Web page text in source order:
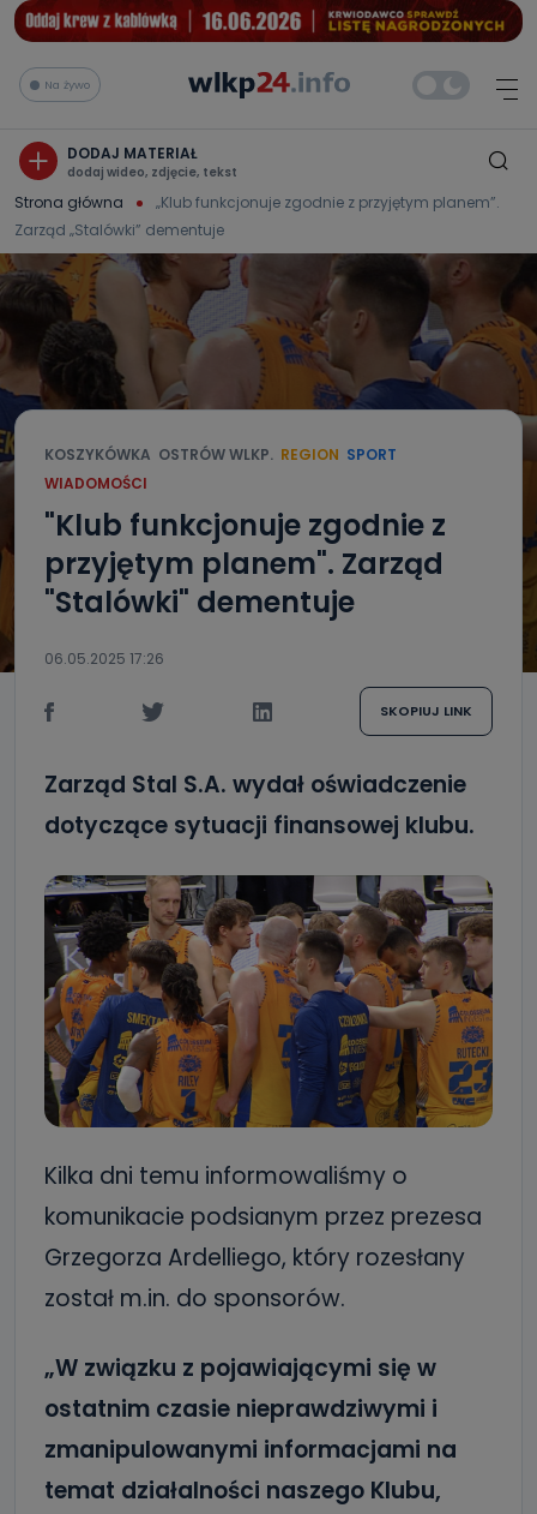
Na żywo
DODAJ MATERIAŁ
dodaj wideo, zdjęcie, tekst
Strona główna
„Klub funkcjonuje zgodnie z przyjętym planem”.
Zarząd „Stalówki” dementuje
KOSZYKÓWKA OSTRÓW WLKP. REGION SPORT
WIADOMOŚCI
"Klub funkcjonuje zgodnie z
przyjętym planem". Zarząd
"Stalówki" dementuje
06.05.2025 17:26
SKOPIUJ LINK
Zarząd Stal S.A. wydał oświadczenie
dotyczące sytuacji finansowej klubu.
Kilka dni temu informowaliśmy o
komunikacie podsianym przez prezesa
Grzegorza Ardelliego, który rozesłany
został m.in. do sponsorów.
„W związku z pojawiającymi się w
ostatnim czasie nieprawdziwymi i
zmanipulowanymi informacjami na
temat działalności naszego Klubu,